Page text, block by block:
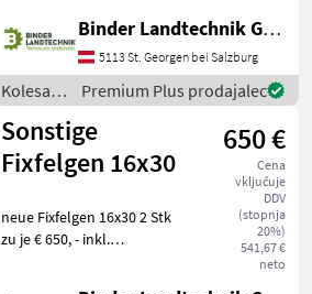
platišča Kolesa, platišča in
pnevmatike Druga kolesa,
platišča in pnevmatike
Binder Landtechnik GmbH & CoKG
5113 St. Georgen bei Salzburg
Kolesa,
platišča
in
pnevmatike
/
Premium Plus prodajalec
Sonstige
Fixfelgen 16x30
650 €
Cena
vključuje
DDV
(stopnja
20%)
541,67 €
neto
neue Fixfelgen 16x30 2 Stk
zu je € 650, - inkl.